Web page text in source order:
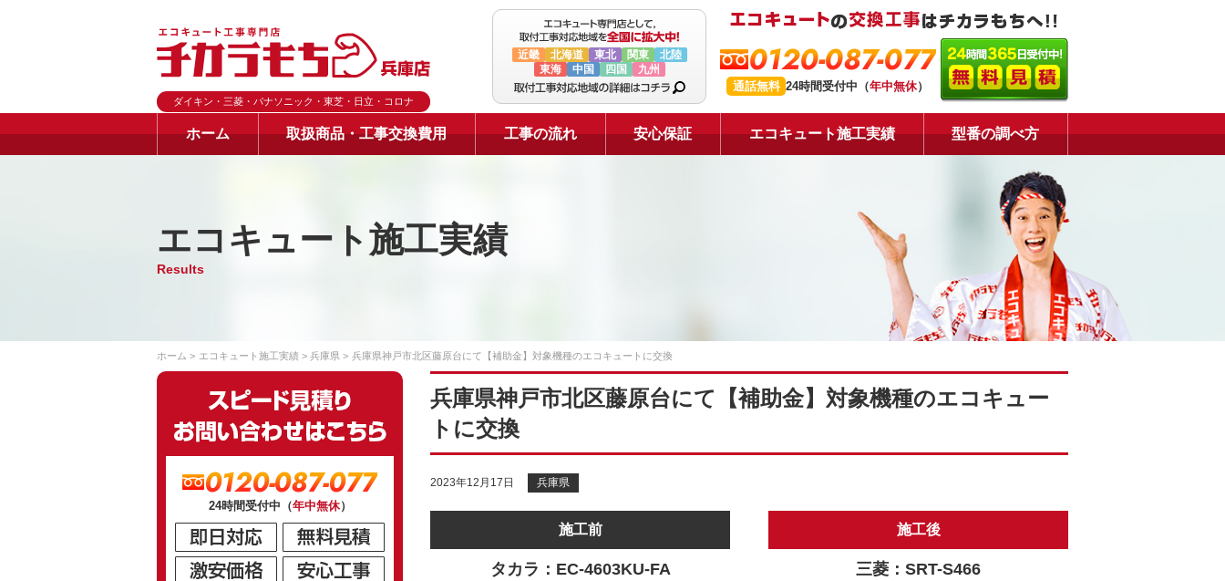
ダイキン・三菱・パナソニック・東芝・日立・コロナ
近畿 北海道 東北 関東
北陸
東海
中国 四国 九州 0120-087-077
通話無料 24時間受付中（年中無休）
ホーム 取扱商品・工事交換費用 工事の流れ 安心保証 エコキュート施工実績 型番の調べ方
エコキュート施工実績
Results
ホーム エコキュート施工実績 兵庫県 兵庫県神戸市北区藤原台にて【補助金】対象機種のエコキュートに交換
兵庫県神戸市北区藤原台にて【補助金】対象機種のエコキュー
トに交換
2023年12月17日 兵庫県
施工前
タカラ：EC-4603KU-FA
施工後
三菱：SRT-S466
0120-087-077
24時間受付中（年中無休）